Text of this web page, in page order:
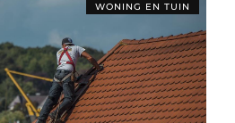
WONING EN TUIN